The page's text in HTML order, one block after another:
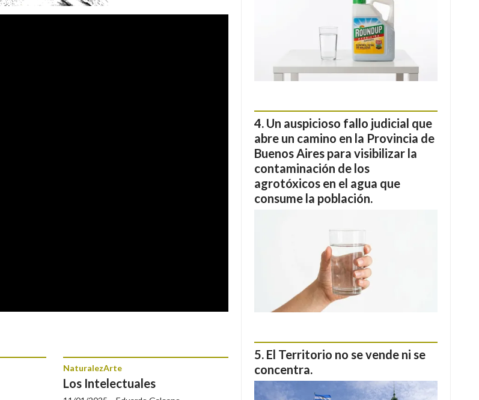
Los Intelectuales
NaturalezArte
Un auspicioso fallo judicial que
abre un camino en la Provincia de
Buenos Aires para visibilizar la
contaminación de los
agrotóxicos en el agua que
consume la población.
El Territorio no se vende ni se
concentra.